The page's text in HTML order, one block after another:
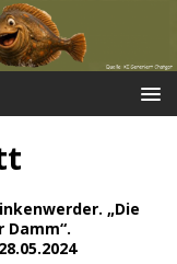
„Die
Damm“.